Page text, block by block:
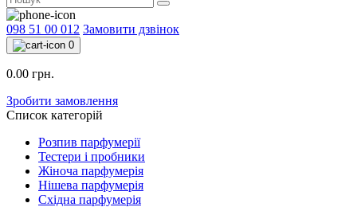
098 51 00 012 Замовити дзвінок
0
0.00 грн.
Зробити замовлення
Список категорій
Розпив парфумерії
Тестери і пробники
Жіноча парфумерія
Нішева парфумерія
Східна парфумерія